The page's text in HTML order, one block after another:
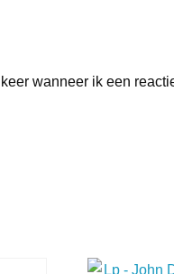
wanneer ik een